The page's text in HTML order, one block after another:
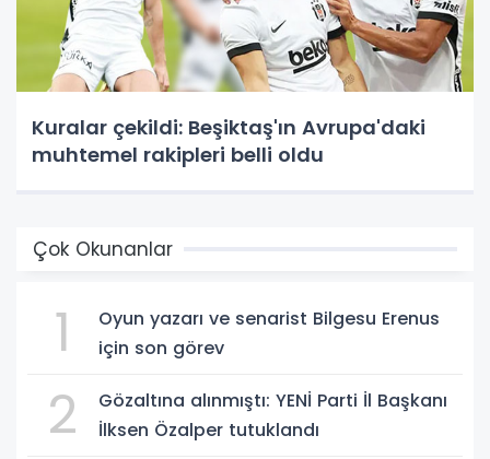
Kuralar çekildi: Beşiktaş'ın Avrupa'daki
muhtemel rakipleri belli oldu
Çok Okunanlar
1
Oyun yazarı ve senarist Bilgesu Erenus
için son görev
2
Gözaltına alınmıştı: YENİ Parti İl Başkanı
İlksen Özalper tutuklandı